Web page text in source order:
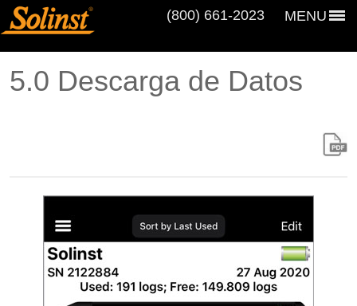
MENU
(800) 661‑2023
5.0 Descarga de Datos